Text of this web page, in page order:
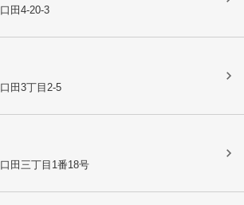
口田4-20-3
口田3丁目2-5
口田三丁目1番18号